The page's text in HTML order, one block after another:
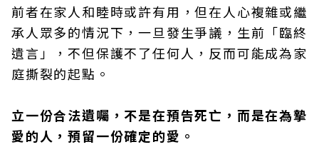
前者在家人和睦時或許有用，但在人心複雜或繼
承人眾多的情況下，一旦發生爭議，生前「臨終
遺言」，不但保護不了任何人，反而可能成為家
庭撕裂的起點。
立一份合法遺囑，不是在預告死亡，而是在為摯
愛的人，預留一份確定的愛。